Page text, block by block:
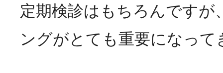
定期検診はもちろんですが
ングがとても重要になって